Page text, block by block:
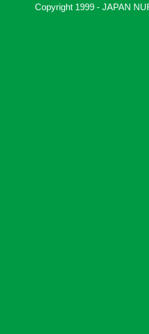
Copyright 1999 - JAPAN